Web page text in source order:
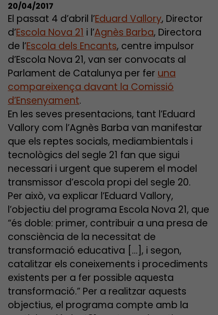
20/04/2017
El passat 4 d’abril l’Eduard Vallory, Director
d’Escola Nova 21 i l’Agnès Barba, Directora
de l’Escola dels Encants, centre impulsor
d’Escola Nova 21, van ser convocats al
Parlament de Catalunya per fer una
compareixença davant la Comissió
d’Ensenyament.
En les seves presentacions, tant l’Eduard
Vallory com l’Agnès Barba van manifestar
que els reptes socials, mediambientals i
tecnològics del segle 21 fan que sigui
necessari i urgent que superem el model
transmissor d’escola propi del segle 20.
Per això, va explicar l’Eduard Vallory,
l’objectiu del programa Escola Nova 21, que
“és doble: primer, contribuir a una presa de
consciència de la necessitat de
transformació educativa […], i segon,
catalitzar els coneixements i procediments
existents per a fer possible aquesta
transformació.” Per a realitzar aquests
objectius, el programa compte amb la